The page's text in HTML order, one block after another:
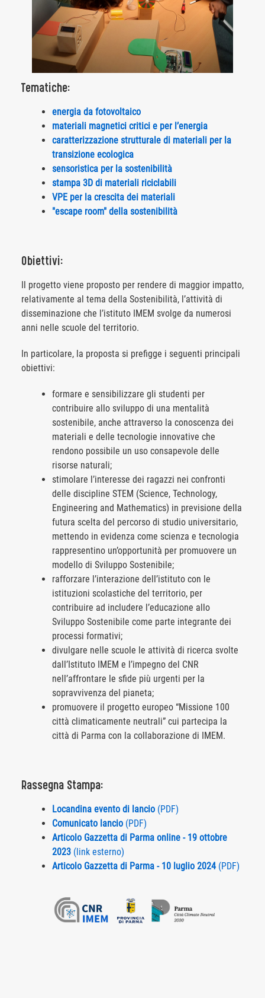
Tematiche:
energia da fotovoltaico
materiali magnetici critici e per l’energia
caratterizzazione strutturale di materiali per la
transizione ecologica
sensoristica per la sostenibilità
stampa 3D di materiali riciclabili
VPE per la crescita dei materiali
"escape room" della sostenibilità
Obiettivi:
Il progetto viene proposto per rendere di maggior impatto,
relativamente al tema della Sostenibilità, l’attività di
disseminazione che l’istituto IMEM svolge da numerosi
anni nelle scuole del territorio.
In particolare, la proposta si prefigge i seguenti principali
obiettivi:
formare e sensibilizzare gli studenti per
contribuire allo sviluppo di una mentalità
sostenibile, anche attraverso la conoscenza dei
materiali e delle tecnologie innovative che
rendono possibile un uso consapevole delle
risorse naturali;
stimolare l’interesse dei ragazzi nei confronti
delle discipline STEM (Science, Technology,
Engineering and Mathematics) in previsione della
futura scelta del percorso di studio universitario,
mettendo in evidenza come scienza e tecnologia
rappresentino un’opportunità per promuovere un
modello di Sviluppo Sostenibile;
rafforzare l’interazione dell’istituto con le
istituzioni scolastiche del territorio, per
contribuire ad includere l’educazione allo
Sviluppo Sostenibile come parte integrante dei
processi formativi;
divulgare nelle scuole le attività di ricerca svolte
dall’Istituto IMEM e l’impegno del CNR
nell’affrontare le sfide più urgenti per la
sopravvivenza del pianeta;
promuovere il progetto europeo “Missione 100
città climaticamente neutrali” cui partecipa la
città di Parma con la collaborazione di IMEM.
Rassegna Stampa:
Locandina evento di lancio (PDF)
Comunicato lancio (PDF)
Articolo Gazzetta di Parma online - 19 ottobre
2023 (link esterno)
Articolo Gazzetta di Parma - 10 luglio 2024 (PDF)